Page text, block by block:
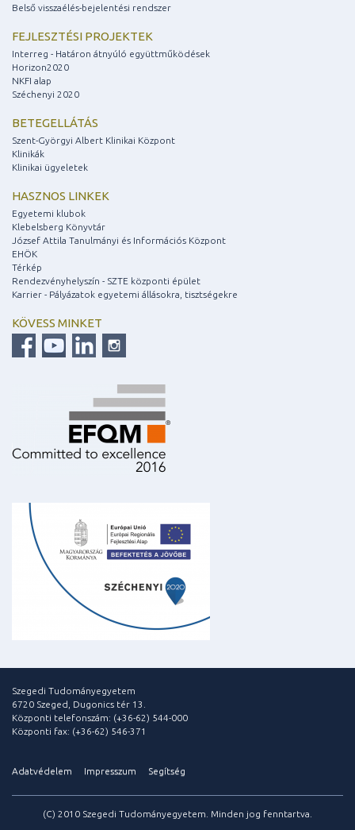
Belső visszaélés-bejelentési rendszer
FEJLESZTÉSI PROJEKTEK
Interreg - Határon átnyúló együttműködések
Horizon2020
NKFI alap
Széchenyi 2020
BETEGELLÁTÁS
Szent-Györgyi Albert Klinikai Központ
Klinikák
Klinikai ügyeletek
HASZNOS LINKEK
Egyetemi klubok
Klebelsberg Könyvtár
József Attila Tanulmányi és Információs Központ
EHÖK
Térkép
Rendezvényhelyszín - SZTE központi épület
Karrier - Pályázatok egyetemi állásokra, tisztségekre
KÖVESS MINKET
Szegedi Tudományegyetem
6720 Szeged, Dugonics tér 13.
Központi telefonszám: (+36-62) 544-000
Központi fax: (+36-62) 546-371
Adatvédelem Impresszum Segítség
(C) 2010 Szegedi Tudományegyetem. Minden jog fenntartva.